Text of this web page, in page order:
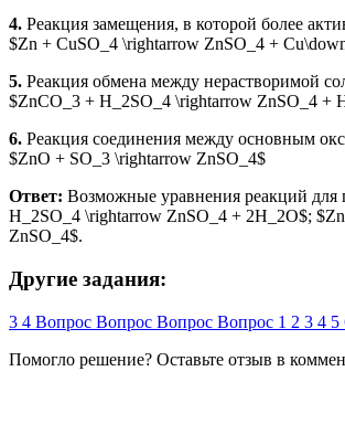
4. Реакция замещения, в которой более
$Zn + CuSO_4 \rightarrow ZnSO_4 +
5. Реакция обмена между нерастворимой
$ZnCO_3 + H_2SO_4 \rightarrow ZnSO_4 +
6. Реакция соединения между основным
$ZnO + SO_3 \rightarrow ZnSO_4$
Ответ: Возможные уравнения реакций для
H_2SO_4 \rightarrow ZnSO_4 + 2H_2O$;
ZnSO_4$.
Другие задания:
3 4 Вопрос Вопрос Вопрос Вопрос 1 2 3 4 5
Помогло решение? Оставьте отзыв в